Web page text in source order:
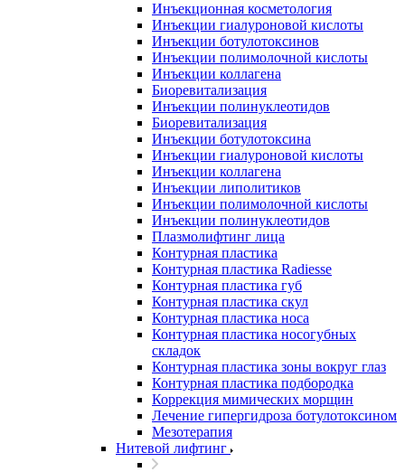
Инъекционная косметология
Инъекции гиалуроновой кислоты
Инъекции ботулотоксинов
Инъекции полимолочной кислоты
Инъекции коллагена
Биоревитализация
Инъекции полинуклеотидов
Биоревитализация
Инъекции ботулотоксина
Инъекции гиалуроновой кислоты
Инъекции коллагена
Инъекции липолитиков
Инъекции полимолочной кислоты
Инъекции полинуклеотидов
Плазмолифтинг лица
Контурная пластика
Контурная пластика Radiesse
Контурная пластика губ
Контурная пластика скул
Контурная пластика носа
Контурная пластика носогубных
складок
Контурная пластика зоны вокруг глаз
Контурная пластика подбородка
Коррекция мимических морщин
Лечение гипергидроза ботулотоксином
Мезотерапия
Нитевой лифтинг